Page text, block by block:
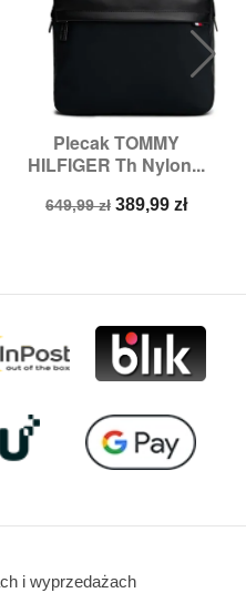
Plecak TOMMY
HILFIGER Th Nylon...
Cena
649,99 zł Cena
389,99 zł
i wyprzedażach